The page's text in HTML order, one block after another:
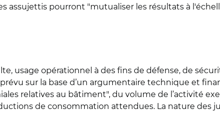
assujettis pourront "mutualiser les résultats à
usage opérationnel à des fins de défense, de
sur la base d’un argumentaire technique et
relatives au bâtiment", du volume de l’activité
de consommation attendues. La nature des